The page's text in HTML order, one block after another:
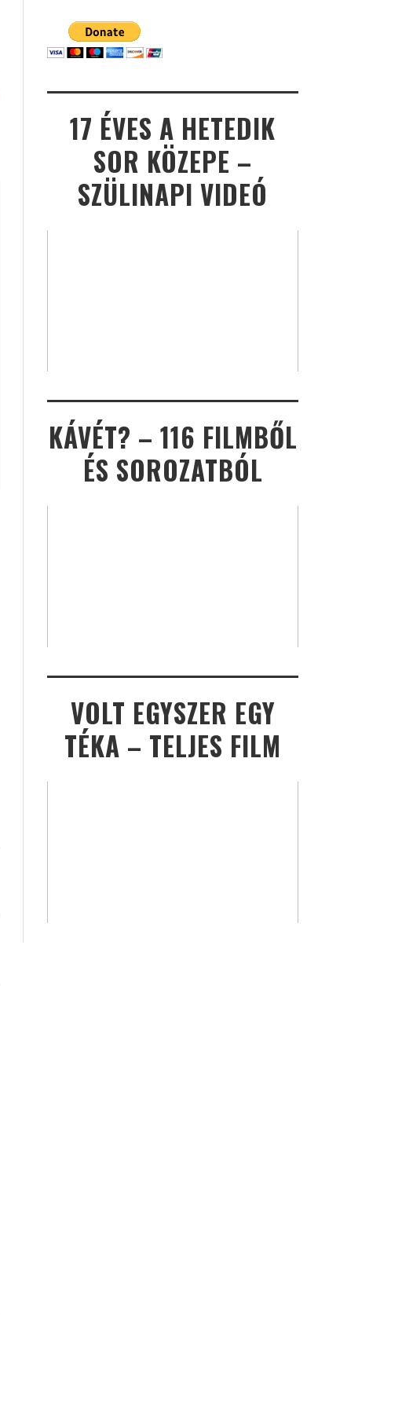
17 ÉVES A HETEDIK
SOR KÖZEPE –
SZÜLINAPI VIDEÓ
KÁVÉT? – 116 FILMBŐL
ÉS SOROZATBÓL
VOLT EGYSZER EGY
TÉKA – TELJES FILM